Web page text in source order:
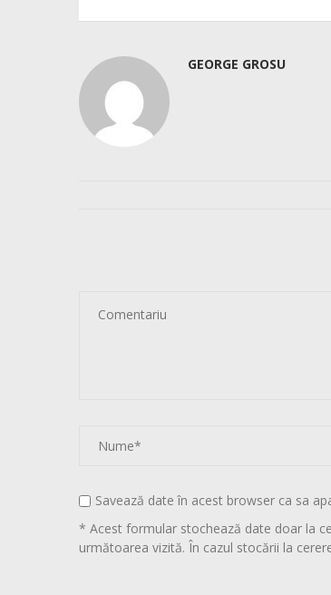
GEORGE GROSU
Savează date în acest browser ca sa
* Acest formular stochează date doar la
următoarea vizită. În cazul stocării la